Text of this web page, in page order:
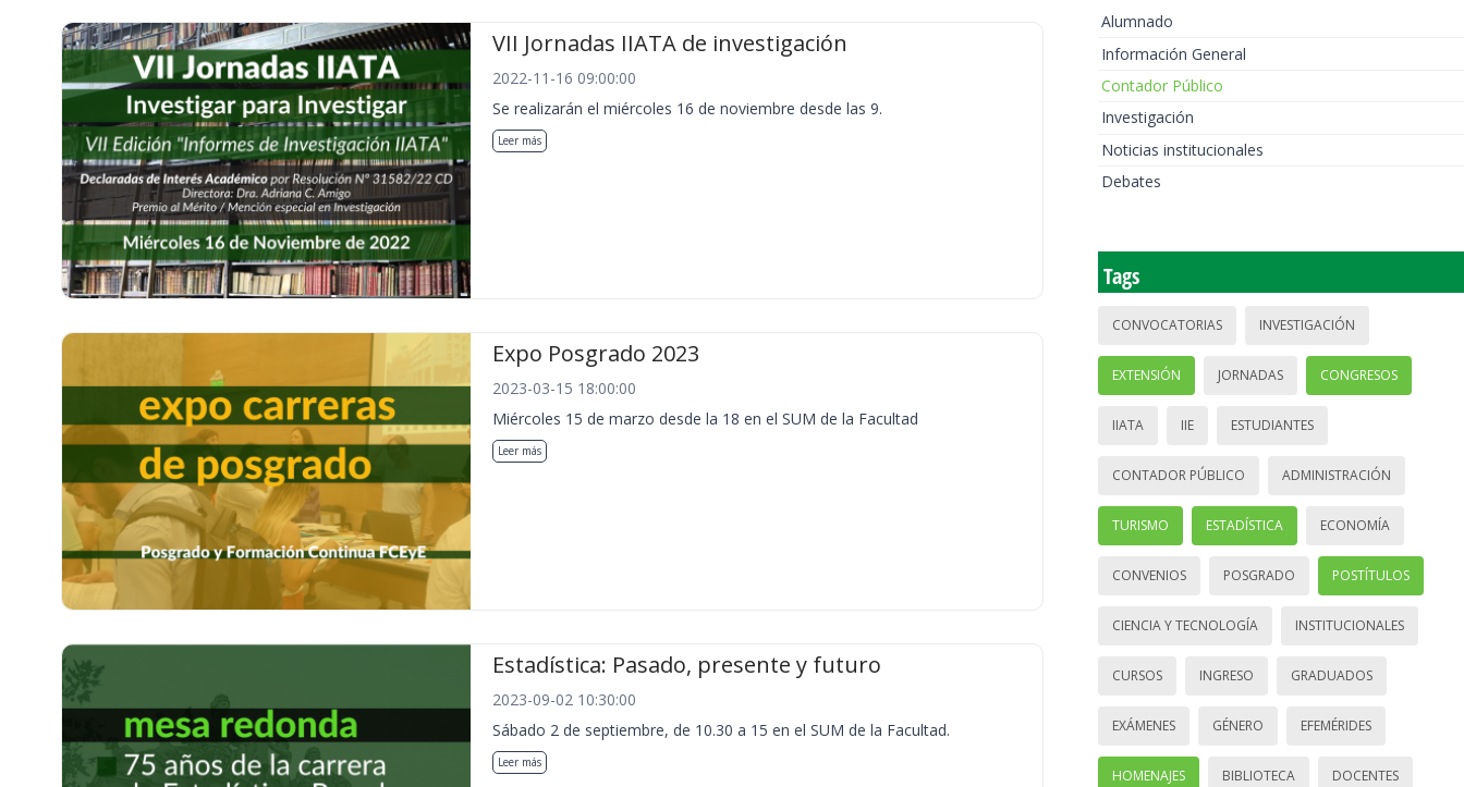
VII Jornadas IIATA de investigación
2022-11-16 09:00:00
Se realizarán el miércoles 16 de noviembre desde las 9.
Leer más
Expo Posgrado 2023
2023-03-15 18:00:00
Miércoles 15 de marzo desde la 18 en el SUM de la Facultad
Leer más
Estadística: Pasado, presente y futuro
2023-09-02 10:30:00
Sábado 2 de septiembre, de 10.30 a 15 en el SUM de la Facultad.
Leer más
Alumnado
Información General
Contador Público
Investigación
Noticias institucionales
Debates
Tags
CONVOCATORIAS INVESTIGACIÓN
EXTENSIÓN JORNADAS CONGRESOS
IIATA IIE ESTUDIANTES
CONTADOR PÚBLICO ADMINISTRACIÓN
TURISMO ESTADÍSTICA ECONOMÍA
CONVENIOS POSGRADO POSTÍTULOS
CIENCIA Y TECNOLOGÍA INSTITUCIONALES
CURSOS INGRESO GRADUADOS
EXÁMENES GÉNERO EFEMÉRIDES
HOMENAJES BIBLIOTECA DOCENTES